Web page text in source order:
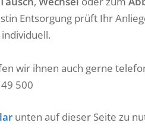
Entsorgung prüft Ihr
wir ihnen auch gerne
500
unten auf dieser Seite zu